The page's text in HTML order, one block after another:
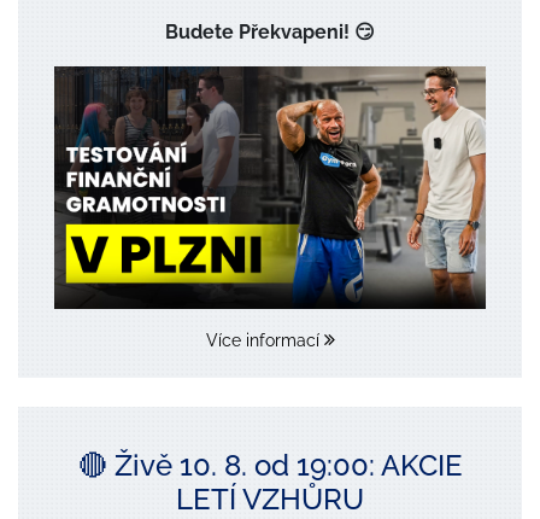
Budete Překvapeni! 😏
Více informací
🔴 Živě 10. 8. od 19:00: AKCIE
LETÍ VZHŮRU